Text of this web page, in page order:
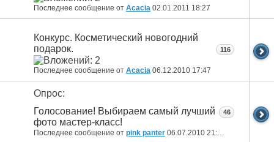
Последнее сообщение от Acacia 02.01.2011 18:27
Конкурс. Косметический новогодний
подарок.
Последнее сообщение от Acacia 06.12.2010 17:47
116
Опрос:
Голосование! Выбираем самый лучший
фото мастер-класс!
Последнее сообщение от pink panter 06.07.2010 21:46
46